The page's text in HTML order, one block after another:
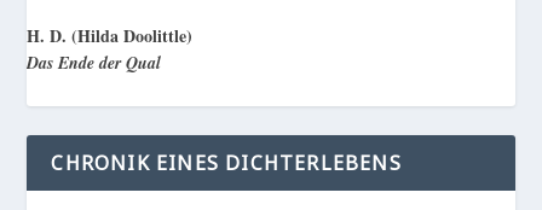
H. D. (Hilda Doolittle)
Das Ende der Qual
CHRONIK EINES DICHTERLEBENS